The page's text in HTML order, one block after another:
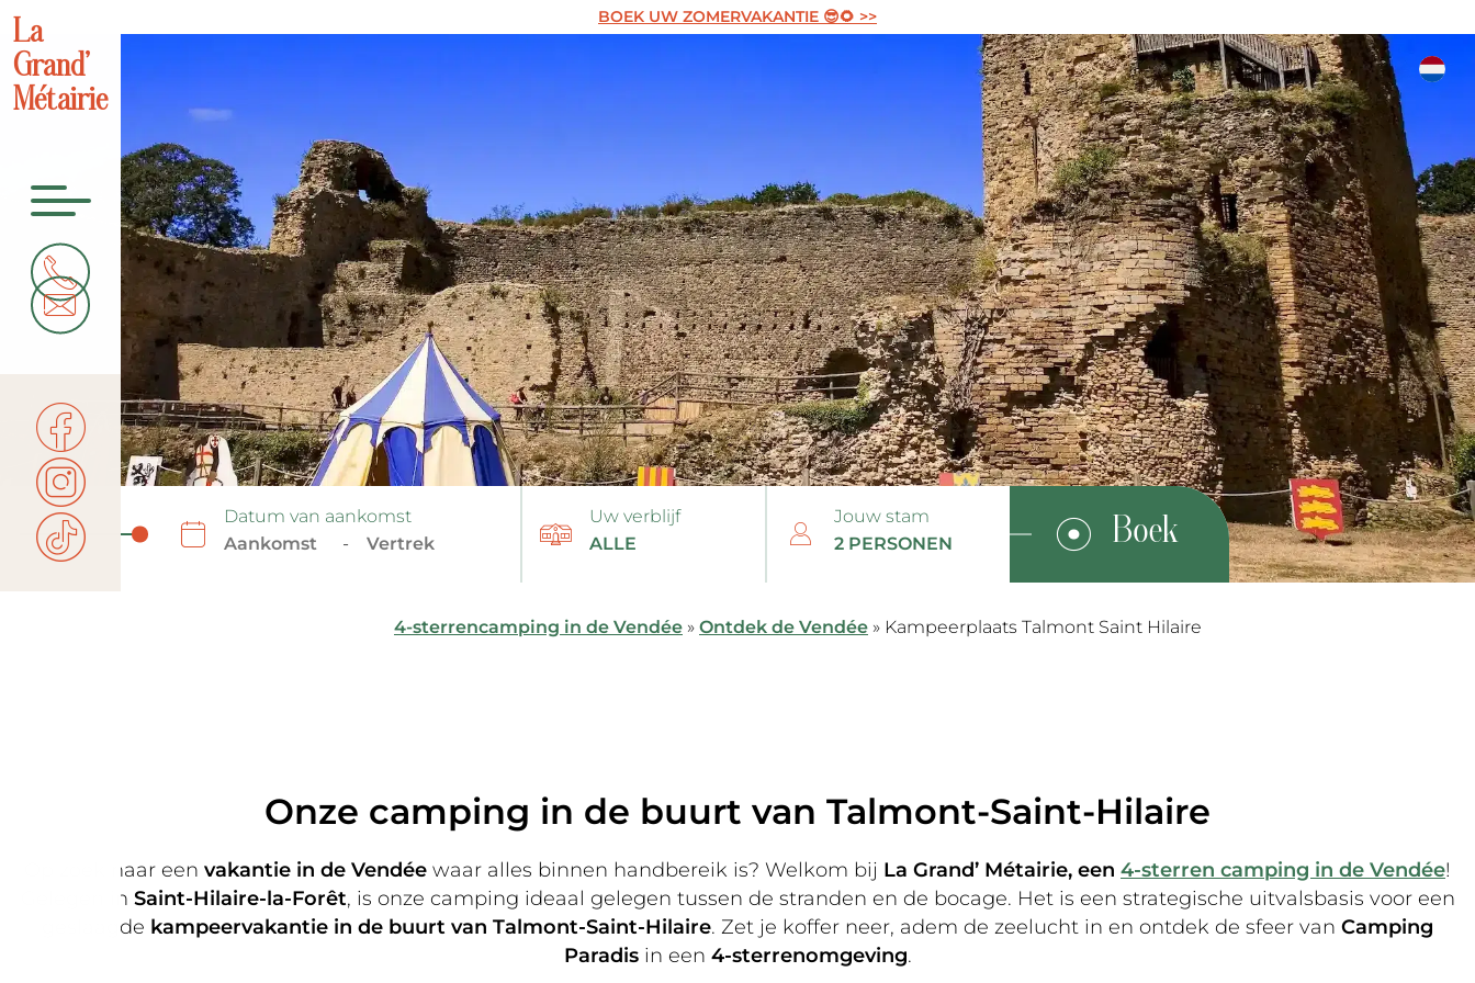
BOEK UW ZOMERVAKANTIE 😎🌻 >>
La
Grand’
Métairie
Datum van aankomst
-
Uw verblijf Jouw stam
4-sterrencamping in de Vendée » Ontdek de Vendée » Kampeerplaats Talmont Saint Hilaire
Onze camping in de buurt van Talmont-Saint-Hilaire
Op zoek naar een vakantie in de Vendée waar alles binnen handbereik is? Welkom bij La Grand’ Métairie, een 4-sterren camping in de Vendée!
Gelegen in Saint-Hilaire-la-Forêt, is onze camping ideaal gelegen tussen de stranden en de bocage. Het is een strategische uitvalsbasis voor een
geslaagde kampeervakantie in de buurt van Talmont-Saint-Hilaire. Zet je koffer neer, adem de zeelucht in en ontdek de sfeer van Camping
Paradisin een 4-sterrenomgeving.